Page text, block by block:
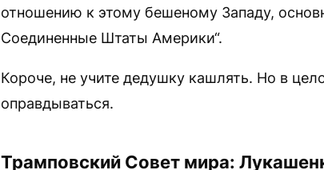
отношению к этому бешеному Западу,
Соединенные Штаты Америки“.
Короче, не учите дедушку кашлять. Но в
оправдываться.
Трамповский Совет мира: